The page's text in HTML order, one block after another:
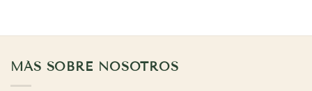
MÁS SOBRE NOSOTROS